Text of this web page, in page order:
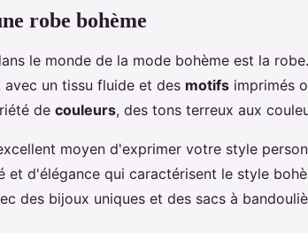
robe bohème
le monde de la mode bohème est la
un tissu fluide et des motifs imprimés
de couleurs, des tons terreux aux
moyen d'exprimer votre style
d'élégance qui caractérisent le style
des bijoux uniques et des sacs à